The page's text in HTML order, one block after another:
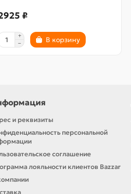
₽
В корзину
и реквизиты
персональной
соглашение
лояльности клиентов Bazzar